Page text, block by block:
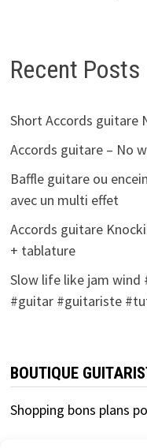
Recent Posts
Short Accords guitare
Accords guitare – No
Baffle guitare ou
avec un multi effet
Accords guitare
+ tablature
Slow life like jam
#guitar #guitariste
BOUTIQUE
Shopping bons plans